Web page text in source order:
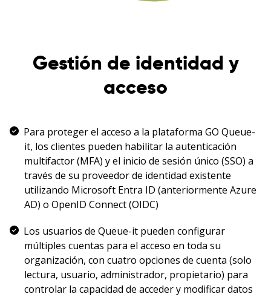
Gestión de identidad y
acceso
Para proteger el acceso a la plataforma GO Queue-
it, los clientes pueden habilitar la autenticación
multifactor (MFA) y el inicio de sesión único (SSO) a
través de su proveedor de identidad existente
utilizando Microsoft Entra ID (anteriormente Azure
AD) o OpenID Connect (OIDC)
Los usuarios de Queue-it pueden configurar
múltiples cuentas para el acceso en toda su
organización, con cuatro opciones de cuenta (solo
lectura, usuario, administrador, propietario) para
controlar la capacidad de acceder y modificar datos